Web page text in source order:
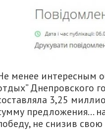
менее интересным
Днепровского
3,25
предложения…
не снизив